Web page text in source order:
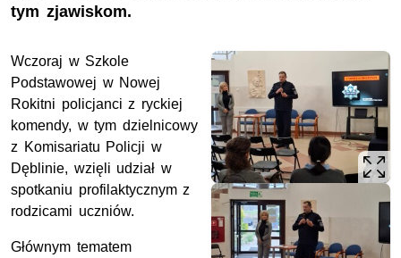
tym zjawiskom.
Wczoraj w Szkole
Podstawowej w Nowej
Rokitni policjanci z ryckiej
komendy, w tym dzielnicowy
z Komisariatu Policji w
Dęblinie, wzięli udział w
spotkaniu profilaktycznym z
rodzicami uczniów.
Głównym tematem